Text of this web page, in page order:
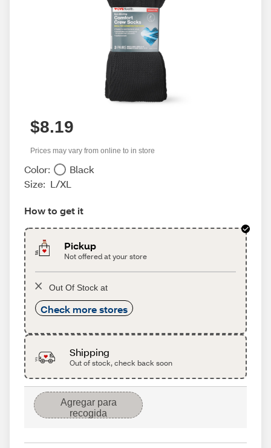
$8.19
Prices may vary from online to in store
Color:
Black
Size: L/XL
How to get it
Pickup
Not offered at your store
Out Of Stock at
Check more stores
Shipping
Out of stock, check back soon
Agregar para
recogida